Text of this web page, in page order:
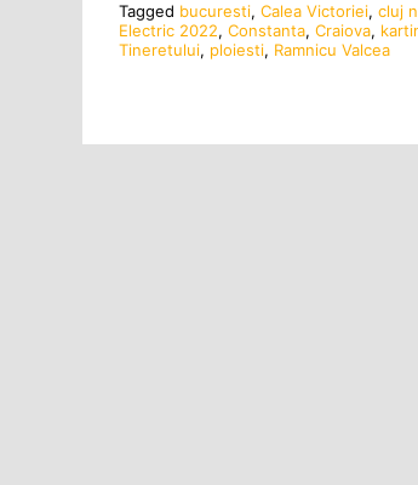
Tagged bucuresti, Calea Victoriei, cluj
Electric 2022, Constanta, Craiova,
Tineretului, ploiesti, Ramnicu Valcea